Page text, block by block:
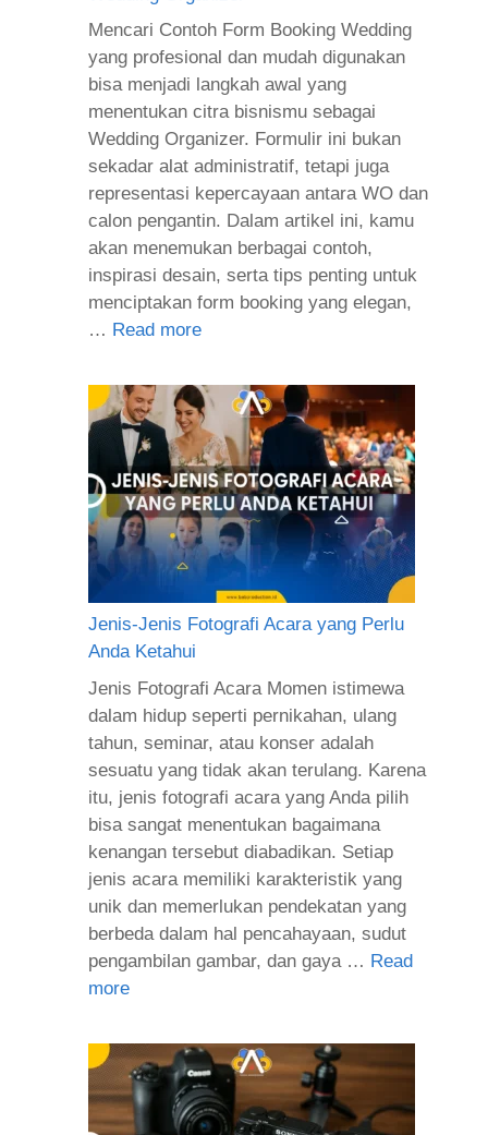
Mencari Contoh Form Booking Wedding
yang profesional dan mudah digunakan
bisa menjadi langkah awal yang
menentukan citra bisnismu sebagai
Wedding Organizer. Formulir ini bukan
sekadar alat administratif, tetapi juga
representasi kepercayaan antara WO dan
calon pengantin. Dalam artikel ini, kamu
akan menemukan berbagai contoh,
inspirasi desain, serta tips penting untuk
menciptakan form booking yang elegan,
… Read more
Jenis-Jenis Fotografi Acara yang Perlu
Anda Ketahui
Jenis Fotografi Acara Momen istimewa
dalam hidup seperti pernikahan, ulang
tahun, seminar, atau konser adalah
sesuatu yang tidak akan terulang. Karena
itu, jenis fotografi acara yang Anda pilih
bisa sangat menentukan bagaimana
kenangan tersebut diabadikan. Setiap
jenis acara memiliki karakteristik yang
unik dan memerlukan pendekatan yang
berbeda dalam hal pencahayaan, sudut
pengambilan gambar, dan gaya … Read
more